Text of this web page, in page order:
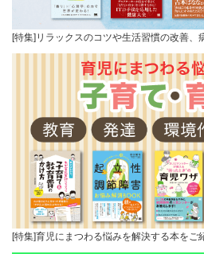
[特集]リラックスのコツや生活習慣の改善
[特集]育児にまつわる悩みを解決する本をご